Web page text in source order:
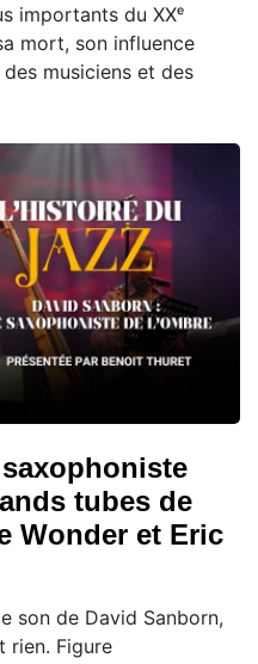
importants du XXᵉ
mort, son influence
musiciens et des
tubes de
Wonder et Eric
son de David Sanborn,
rien. Figure